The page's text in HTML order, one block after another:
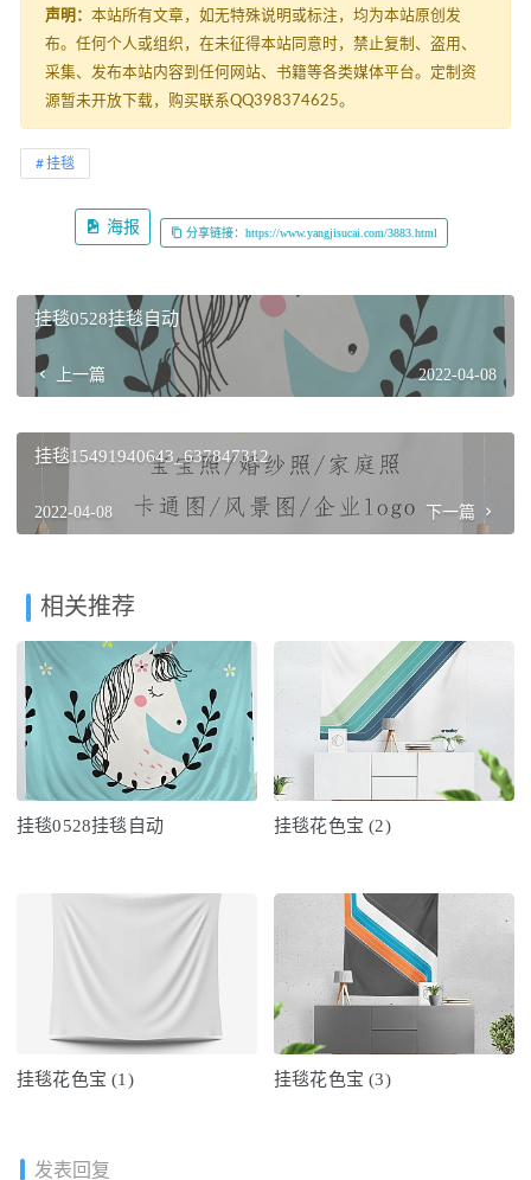
声明： 本站所有文章，如无特殊说明或标注，均为本站原创发
布。任何个人或组织，在未征得本站同意时，禁止复制、盗用、
采集、发布本站内容到任何网站、书籍等各类媒体平台。定制资
源暂未开放下载，购买联系QQ398374625。
挂毯
海报 分享链接：https://www.yangjisucai.com/3883.html
挂毯0528挂毯自动
上一篇 2022-04-08
挂毯15491940643_637847312
2022-04-08 下一篇
相关推荐
挂毯0528挂毯自动 挂毯花色宝 (2)
挂毯花色宝 (1) 挂毯花色宝 (3)
发表回复